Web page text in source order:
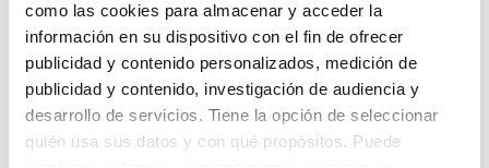
como las cookies para almacenar y acceder la
información en su dispositivo con el fin de ofrecer
publicidad y contenido personalizados, medición de
publicidad y contenido, investigación de audiencia y
desarrollo de servicios. Tiene la opción de seleccionar
quién usa sus datos y con qué propósitos. Puede
Lo sentimos, no sabemos como
te hemos traido hasta aquí.
Pero puedes encontrar el coche que estás
buscando en alguno de estos enlaces: